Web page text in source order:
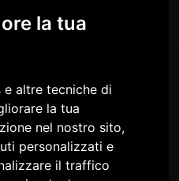
la tua
altre tecniche di
la tua
nel nostro sito,
personalizzati e
il traffico
della